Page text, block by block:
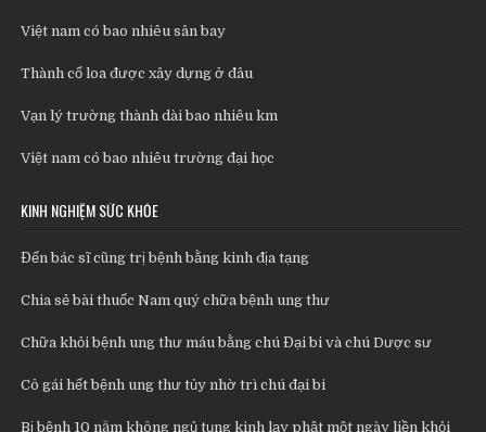
Việt nam có bao nhiêu sân bay
Thành cổ loa được xây dựng ở đâu
Vạn lý trường thành dài bao nhiêu km
Việt nam có bao nhiêu trường đại học
KINH NGHIỆM SỨC KHỎE
Đến bác sĩ cũng trị bệnh bằng kinh địa tạng
Chia sẻ bài thuốc Nam quý chữa bệnh ung thư
Chữa khỏi bệnh ung thư máu bằng chú Đại bi và chú Dược sư
Cô gái hết bệnh ung thư tủy nhờ trì chú đại bi
Bị bệnh 10 năm không ngủ tụng kinh lạy phật một ngày liền khỏi